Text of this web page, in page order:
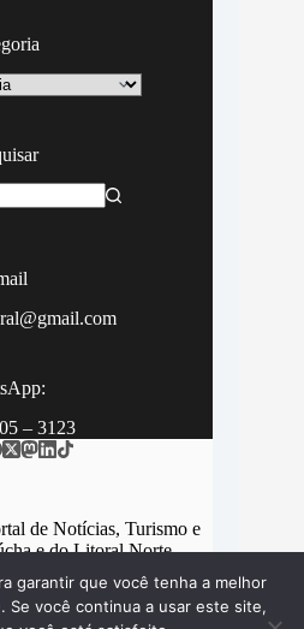
– 3123
de Notícias, Turismo e
e do Litoral Norte.
garantir que você tenha a melhor
Se você continua a usar este site,